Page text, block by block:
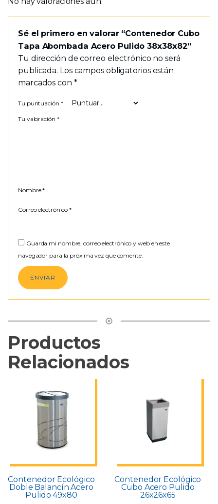
Sé el primero en valorar “Contenedor Cubo
Tapa Abombada Acero Pulido 38x38x82”
Tu dirección de correo electrónico no será
publicada. Los campos obligatorios están
marcados con *
Tu puntuación *
Tu valoración *
Nombre*
Correo electrónico*
Guarda mi nombre, correo electrónico y web en este
navegador para la próxima vez que comente.
Productos
Relacionados
Contenedor Ecológico
Doble Balancín Acero
Pulido 49x80
Contenedor Ecológico
Cubo Acero Pulido
26x26x65